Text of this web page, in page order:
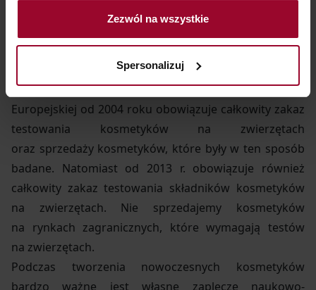
Zezwól na wszystkie
Spersonalizuj
przeciwni. Dotyczy to zarówno kosmetyków, jak i ich
do produkcji kosmetyków posiadamy deklaracje
od producenta danego surowca, odnośnie nie
wykonywania testów na zwierzętach. W Unii
Europejskiej od 2004 roku obowiązuje całkowity zakaz
testowania kosmetyków na zwierzętach
oraz sprzedaży kosmetyków, które były w ten sposób
badane. Natomiast od 2013 r. obowiązuje również
całkowity zakaz testowania składników kosmetyków
na zwierzętach. Nie sprzedajemy kosmetyków
na rynkach zagranicznych, które wymagają testów
na zwierzętach.
Podczas tworzenia nowoczesnych kosmetyków
bardzo ważne jest własne zaplecze naukowo-